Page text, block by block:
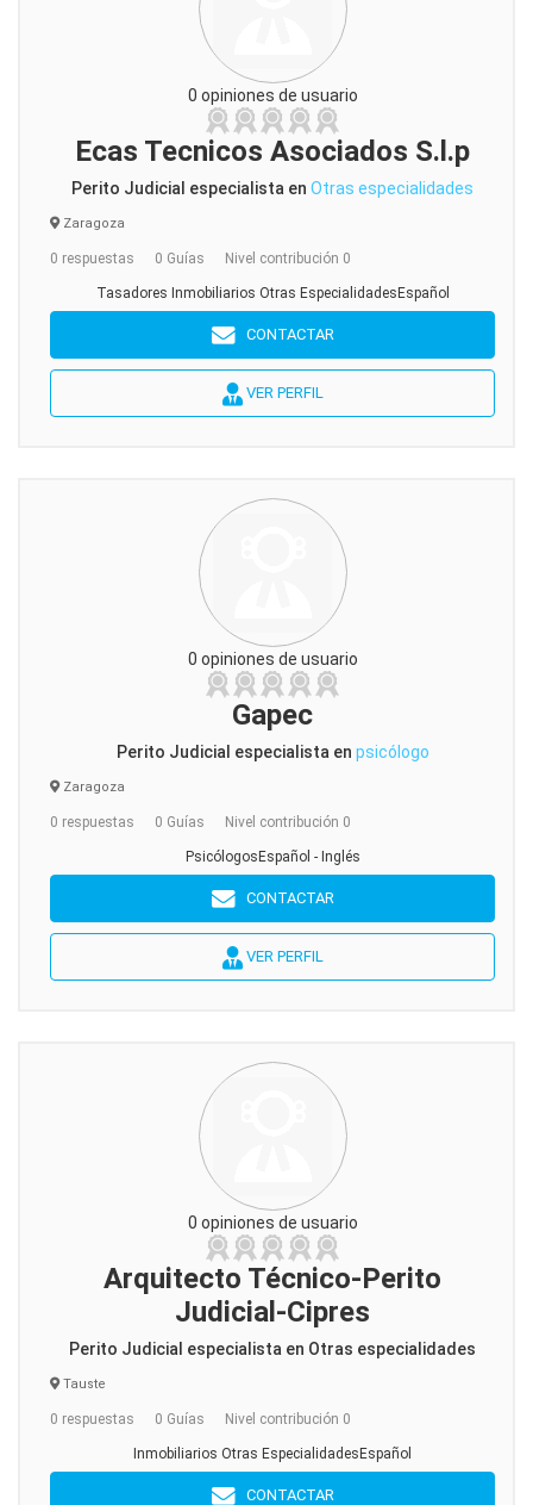
0 opiniones de usuario
Ecas Tecnicos Asociados S.l.p
Perito Judicial especialista en Otras especialidades
Zaragoza
0 respuestas 0 Guías Nivel contribución 0
Tasadores Inmobiliarios Otras EspecialidadesEspañol
CONTACTAR
VER PERFIL
0 opiniones de usuario
Gapec
Perito Judicial especialista en psicólogo
Zaragoza
0 respuestas 0 Guías Nivel contribución 0
PsicólogosEspañol - Inglés
CONTACTAR
VER PERFIL
0 opiniones de usuario
Arquitecto Técnico-Perito
Judicial-Cipres
Perito Judicial especialista en Otras especialidades
Tauste
0 respuestas 0 Guías Nivel contribución 0
Inmobiliarios Otras EspecialidadesEspañol
CONTACTAR